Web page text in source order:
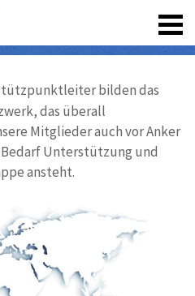
bilden das
das überall
Mitglieder auch vor Anker
Unterstützung und
ansteht.